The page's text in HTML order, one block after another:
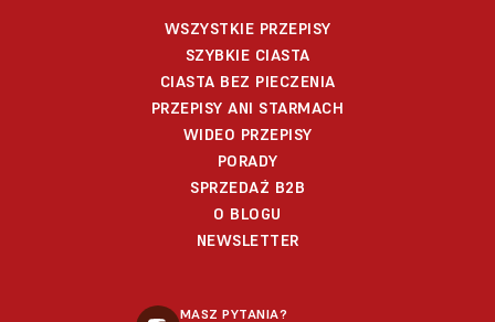
WSZYSTKIE PRZEPISY
SZYBKIE CIASTA
CIASTA BEZ PIECZENIA
PRZEPISY ANI STARMACH
WIDEO PRZEPISY
PORADY
SPRZEDAŻ B2B
O BLOGU
NEWSLETTER
MASZ PYTANIA?